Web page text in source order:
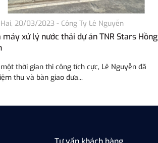
20/03/2023 - Công Ty Lê Nguyễn
máy xử lý nước thải dự án TNR Stars Hồng
thời gian thi công tích cực, Lê Nguyễn đã
thu và bàn giao đưa...